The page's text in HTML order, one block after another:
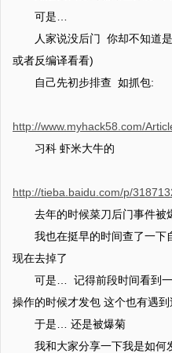
可是…
人家说没后门 你却不知道
或者反编译看看)
自己先初步排查 如抓包:
http://www.myhack58.com/
习科 虾米大牛的
http://tieba.baidu.com/p/
去年的时候菜刀后门事件被
我也在挺早的时间查了一
现在去掉了
可是… 记得前段时间看到
操作的时候才发包 这个也有遇到
于是… 还是被爆菊
我和大家分享一下我是如何